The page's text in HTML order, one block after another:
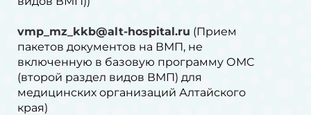
vmp_mz_kkb@alt-hospital.ru (Прием
пакетов документов на ВМП, не
включенную в базовую программу ОМС
(второй раздел видов ВМП) для
медицинских организаций Алтайского
края)